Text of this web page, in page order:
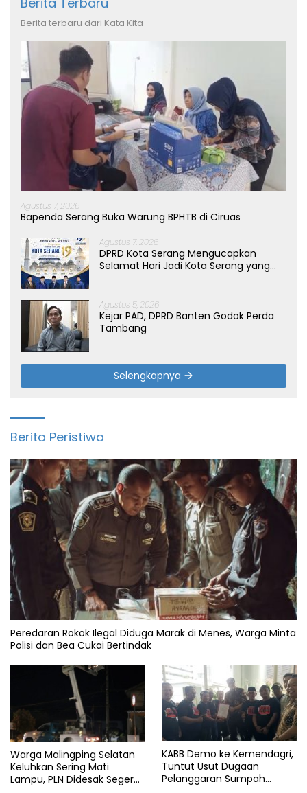
Berita terbaru dari Kata Kita
Agustus 7, 2026
Bapenda Serang Buka Warung BPHTB di Ciruas
Agustus 7, 2026
DPRD Kota Serang Mengucapkan
Selamat Hari Jadi Kota Serang yang
Agustus 5, 2026
Kejar PAD, DPRD Banten Godok Perda
Tambang
Selengkapnya
Berita Peristiwa
Peredaran Rokok Ilegal Diduga Marak di Menes, Warga Minta
Polisi dan Bea Cukai Bertindak
Warga Malingping Selatan
Keluhkan Sering Mati
Lampu, PLN Didesak Segera
KABB Demo ke Kemendagri,
Tuntut Usut Dugaan
Pelanggaran Sumpah